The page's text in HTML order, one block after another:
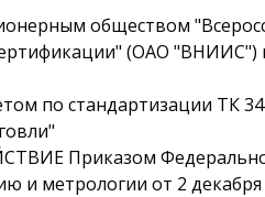
обществом
(ОАО "ВНИИС")
по стандартизации ТК
Приказом
и метрологии от 2 декабря